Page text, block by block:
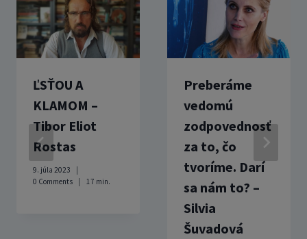
ĽSŤOU A
KLAMOM –
Tibor Eliot
Rostas
9. júla 2023
0 Comments
17 min.
Preberáme
vedomú
zodpovednosť
za to, čo
tvoríme. Darí
sa nám to? –
Silvia
Šuvadová